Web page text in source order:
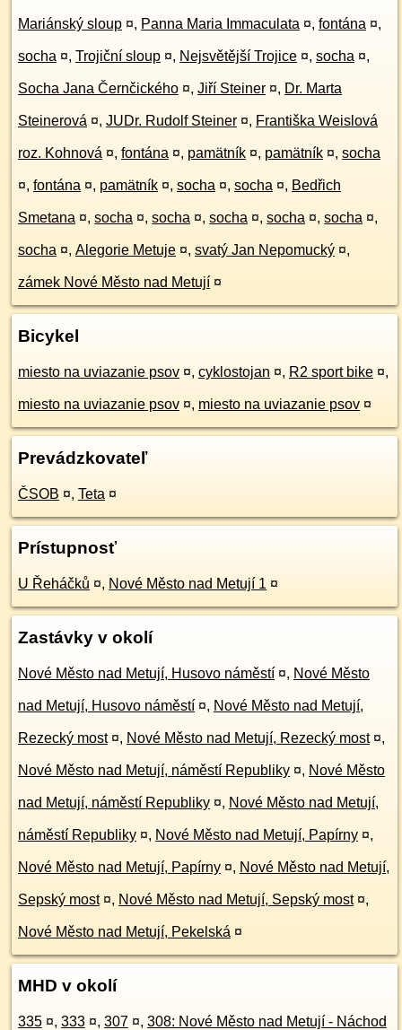
Mariánský sloup ¤, Panna Maria Immaculata ¤, fontána ¤,
socha ¤, Trojiční sloup ¤, Nejsvětější Trojice ¤, socha ¤,
Socha Jana Černčického ¤, Jiří Steiner ¤, Dr. Marta
Steinerová ¤, JUDr. Rudolf Steiner ¤, Františka Weislová
roz. Kohnová ¤, fontána ¤, pamätník ¤, pamätník ¤, socha
¤, fontána ¤, pamätník ¤, socha ¤, socha ¤, Bedřich
Smetana ¤, socha ¤, socha ¤, socha ¤, socha ¤, socha ¤,
socha ¤, Alegorie Metuje ¤, svatý Jan Nepomucký ¤,
zámek Nové Město nad Metují ¤
Bicykel
miesto na uviazanie psov ¤, cyklostojan ¤, R2 sport bike ¤,
miesto na uviazanie psov ¤, miesto na uviazanie psov ¤
Prevádzkovateľ
ČSOB ¤, Teta ¤
Prístupnosť
U Řeháčků ¤, Nové Město nad Metují 1 ¤
Zastávky v okolí
Nové Město nad Metují, Husovo náměstí ¤, Nové Město
nad Metují, Husovo náměstí ¤, Nové Město nad Metují,
Rezecký most ¤, Nové Město nad Metují, Rezecký most ¤,
Nové Město nad Metují, náměstí Republiky ¤, Nové Město
nad Metují, náměstí Republiky ¤, Nové Město nad Metují,
náměstí Republiky ¤, Nové Město nad Metují, Papírny ¤,
Nové Město nad Metují, Papírny ¤, Nové Město nad Metují,
Sepský most ¤, Nové Město nad Metují, Sepský most ¤,
Nové Město nad Metují, Pekelská ¤
MHD v okolí
335 ¤, 333 ¤, 307 ¤, 308: Nové Město nad Metují - Náchod